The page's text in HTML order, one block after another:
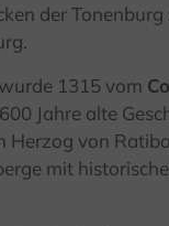
der
1315 vom
Jahre alte
Herzog von
mit